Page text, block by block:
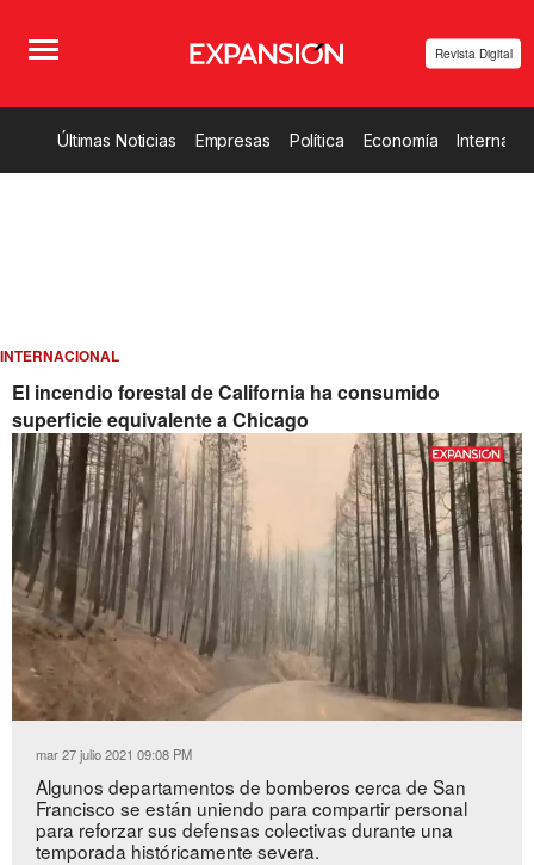
Revista Digital
Últimas Noticias Empresas Política Economía
INTERNACIONAL
El incendio forestal de California ha consumido
superficie equivalente a Chicago
Loaded
72.11%
mar 27 julio 2021 09:08 PM
Algunos departamentos de bomberos cerca de San
Francisco se están uniendo para compartir personal
para reforzar sus defensas colectivas durante una
temporada históricamente severa.